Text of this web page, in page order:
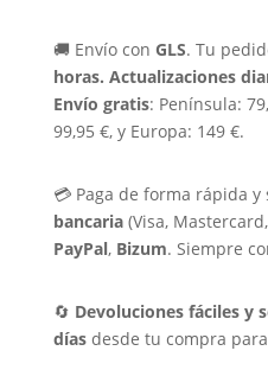
🚚 Envío con GLS. Tu
horas. Actualizaciones
Envío gratis: Península:
99,95 €, y Europa: 149 €.
💳 Paga de forma rápida y
bancaria(Visa,
PayPal, Bizum. Siempre
🔄 Devoluciones fáciles y
díasdesde tu compra